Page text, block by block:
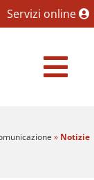
Servizi online
» Notizie